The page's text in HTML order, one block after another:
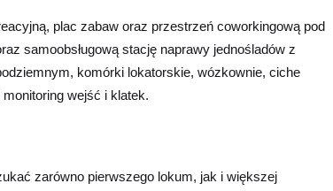
plac zabaw oraz przestrzeń coworkingową pod
samoobsługową stację naprawy jednośladów z
komórki lokatorskie, wózkownie, ciche
wejść i klatek.
zarówno pierwszego lokum, jak i większej